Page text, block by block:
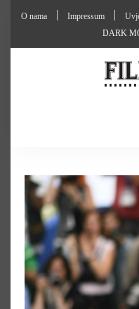
O nama Impressum
DARK